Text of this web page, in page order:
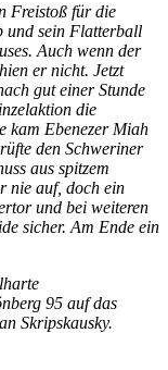
Freistoß für die
und sein Flatterball
Auch wenn der
er nicht. Jetzt
gut einer Stunde
die
kam Ebenezer Miah
den Schweriner
aus spitzem
nie auf, doch ein
und bei weiteren
sicher. Am Ende ein
95 auf das
Skripskausky.